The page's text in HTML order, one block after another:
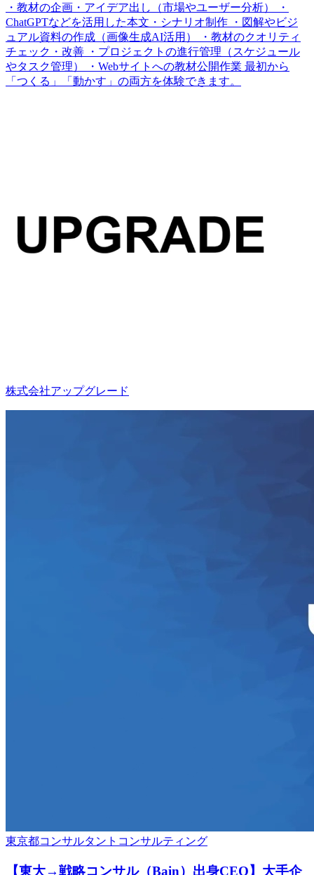
・教材の企画・アイデア出し（市場やユーザー分析） ・
ChatGPTなどを活用した本文・シナリオ制作 ・図解やビジ
ュアル資料の作成（画像生成AI活用） ・教材のクオリティ
チェック・改善 ・プロジェクトの進行管理（スケジュール
やタスク管理） ・Webサイトへの教材公開作業 最初から
「つくる」「動かす」の両方を体験できます。
株式会社アップグレード
東京都コンサルタント コンサルティング
【東大→戦略コンサル（Bain）出身CEO】大手企